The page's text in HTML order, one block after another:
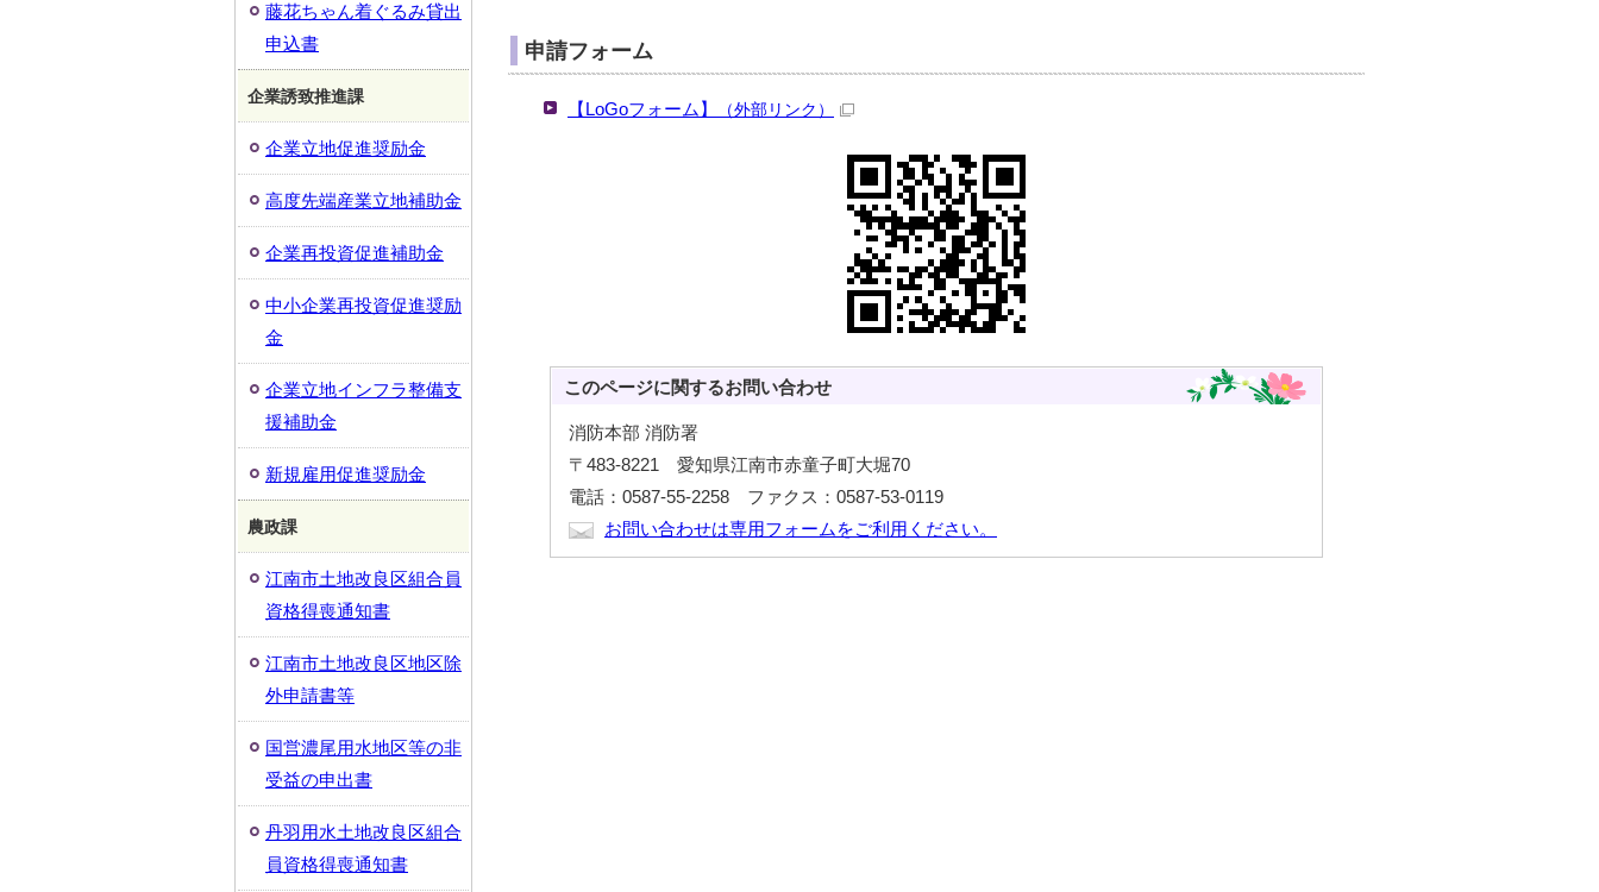
申請フォーム
【LoGoフォーム】 （外部リンク）
このページに関するお問い合わせ
消防本部 消防署
〒483-8221 愛知県江南市赤童子町大堀70
電話：0587-55-2258 ファクス：0587-53-0119
お問い合わせは専用フォームをご利用ください。
藤花ちゃん着ぐるみ貸出
申込書
企業誘致推進課
企業立地促進奨励金
高度先端産業立地補助金
企業再投資促進補助金
中小企業再投資促進奨励
金
企業立地インフラ整備支
援補助金
新規雇用促進奨励金
農政課
江南市土地改良区組合員
資格得喪通知書
江南市土地改良区地区除
外申請書等
国営濃尾用水地区等の非
受益の申出書
丹羽用水土地改良区組合
員資格得喪通知書